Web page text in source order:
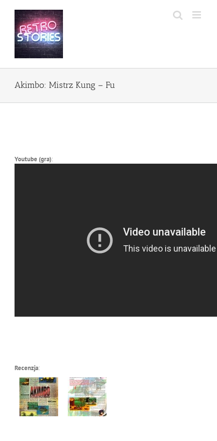
zawartości
Akimbo: Mistrz Kung – Fu
Youtube (gra):
Recenzja: